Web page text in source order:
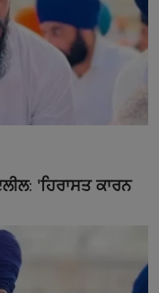
'ਹਿਰਾਸਤ ਕਾਰਨ